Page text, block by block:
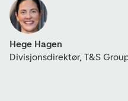
Hege Hagen
Divisjonsdirektør, T&S